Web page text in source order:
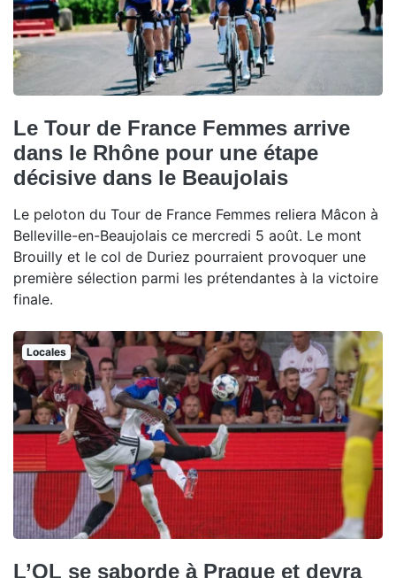
Le Tour de France Femmes arrive
dans le Rhône pour une étape
décisive dans le Beaujolais
Le peloton du Tour de France Femmes reliera Mâcon à
Belleville-en-Beaujolais ce mercredi 5 août. Le mont
Brouilly et le col de Duriez pourraient provoquer une
première sélection parmi les prétendantes à la victoire
finale.
Locales
L’OL se saborde à Prague et devra